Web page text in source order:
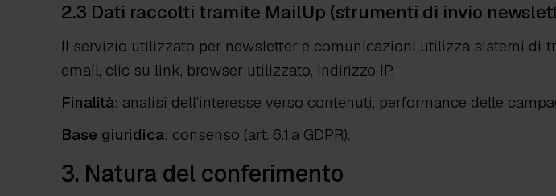
2.3 Dati raccolti tramite MailUp (strumenti di invio
Il servizio utilizzato per newsletter e comunicazioni utilizza sistemi di
email, clic su link, browser utilizzato, indirizzo IP.
Finalità: analisi dell’interesse verso contenuti, performance delle
Base giuridica: consenso (art. 6.1.a GDPR).
3. Natura del conferimento